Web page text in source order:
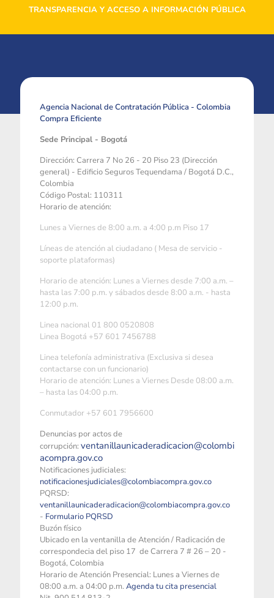
TRANSPARENCIA Y ACCESO A INFORMACIÓN PÚBLICA
Agencia Nacional de Contratación Pública - Colombia
Compra Eficiente
Sede Principal - Bogotá
Dirección: Carrera 7 No 26 - 20 Piso 23 (Dirección
general) - Edificio Seguros Tequendama / Bogotá D.C.,
Colombia
Código Postal: 110311
Horario de atención:
Lunes a Viernes de 8:00 a.m. a 4:00 p.m Piso 17
Líneas de atención al ciudadano ( Mesa de servicio -
soporte plataformas)
Horario de atención: Lunes a Viernes desde 7:00 a.m. –
hasta las 7:00 p.m. y sábados desde 8:00 a.m. - hasta
12:00 p.m.
Linea nacional 01 800 0520808
Linea Bogotá +57 601 7456788
Linea telefonía administrativa (Exclusiva si desea
contactarse con un funcionario)
Horario de atención: Lunes a Viernes Desde 08:00 a.m.
– hasta las 04:00 p.m.
Conmutador +57 601 7956600
Denuncias por actos de
corrupción: ventanillaunicaderadicacion@colombi
acompra.gov.co
Notificaciones judiciales:
notificacionesjudiciales@colombiacompra.gov.co
PQRSD:
ventanillaunicaderadicacion@colombiacompra.gov.co
- Formulario PQRSD
Buzón físico
Ubicado en la ventanilla de Atención / Radicación de
correspondecia del piso 17 de Carrera 7 # 26 – 20 -
Bogotá, Colombia
Horario de Atención Presencial: Lunes a Viernes de
08:00 a.m. a 04:00 p.m. Agenda tu cita presencial